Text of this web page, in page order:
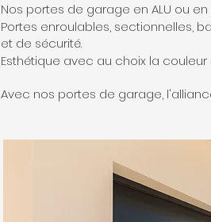
Nos portes de garage en ALU ou
Portes enroulables, sectionnelles,
et de sécurité.
Esthétique avec au choix la
Avec nos portes de garage,